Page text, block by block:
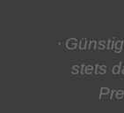
⋅
stets